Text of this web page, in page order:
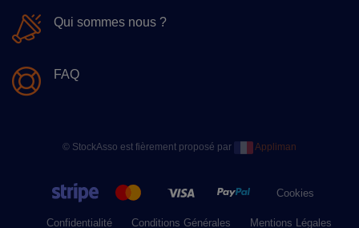
Qui sommes nous ?
FAQ
© StockAsso est fièrement proposé par Appliman
Cookies
Confidentialité Conditions Générales Mentions Légales